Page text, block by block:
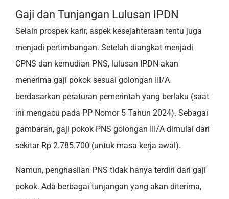
Gaji dan Tunjangan Lulusan IPDN
Selain prospek karir, aspek kesejahteraan tentu juga
menjadi pertimbangan. Setelah diangkat menjadi
CPNS dan kemudian PNS, lulusan IPDN akan
menerima gaji pokok sesuai golongan III/A
berdasarkan peraturan pemerintah yang berlaku (saat
ini mengacu pada PP Nomor 5 Tahun 2024). Sebagai
gambaran, gaji pokok PNS golongan III/A dimulai dari
sekitar Rp 2.785.700 (untuk masa kerja awal).
Namun, penghasilan PNS tidak hanya terdiri dari gaji
pokok. Ada berbagai tunjangan yang akan diterima,